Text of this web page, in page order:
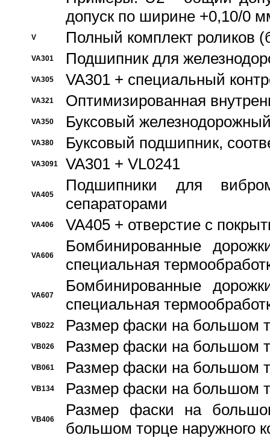
допуск по ширине +0,10/0
V Полный комплект роликов
VA301 Подшипник для
VA305 VA301 + специальный
VA321 Оптимизированная
VA350 Буксовый
VA380 Буксовый подшипник,
VA3091 VA301 + VL0241
VA405
Подшипники для
сепараторами
VA406 VA405 + отверстие с
VA606
Бомбинированные
специальная
VA607
Бомбинированные
специальная
VB022 Размер фаски на большом
VB026 Размер фаски на большом
VB061 Размер фаски на большом
VB134 Размер фаски на большом
VB406
Размер фаски на
большом торце наружного